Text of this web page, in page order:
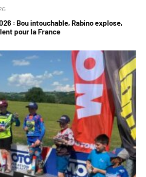
: Bou intouchable, Rabino explose,
pour la France